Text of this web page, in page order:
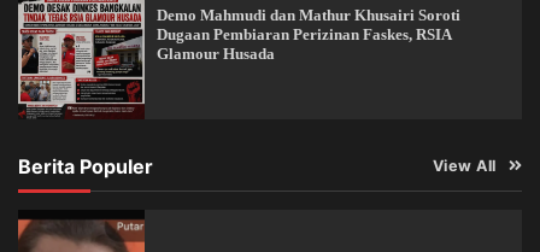
Demo Mahmudi dan Mathur Khusairi Soroti
Dugaan Pembiaran Perizinan Faskes, RSIA
Glamour Husada
Berita Populer View All